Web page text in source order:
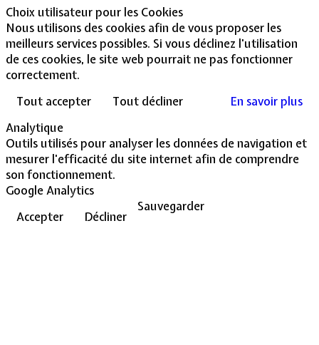
Choix utilisateur pour les Cookies
Nous utilisons des cookies afin de vous proposer les
meilleurs services possibles. Si vous déclinez l'utilisation
de ces cookies, le site web pourrait ne pas fonctionner
correctement.
Tout accepter
Tout décliner
En savoir plus
Analytique
Outils utilisés pour analyser les données de navigation et
mesurer l'efficacité du site internet afin de comprendre
son fonctionnement.
Google Analytics
Accepter
Décliner
Sauvegarder